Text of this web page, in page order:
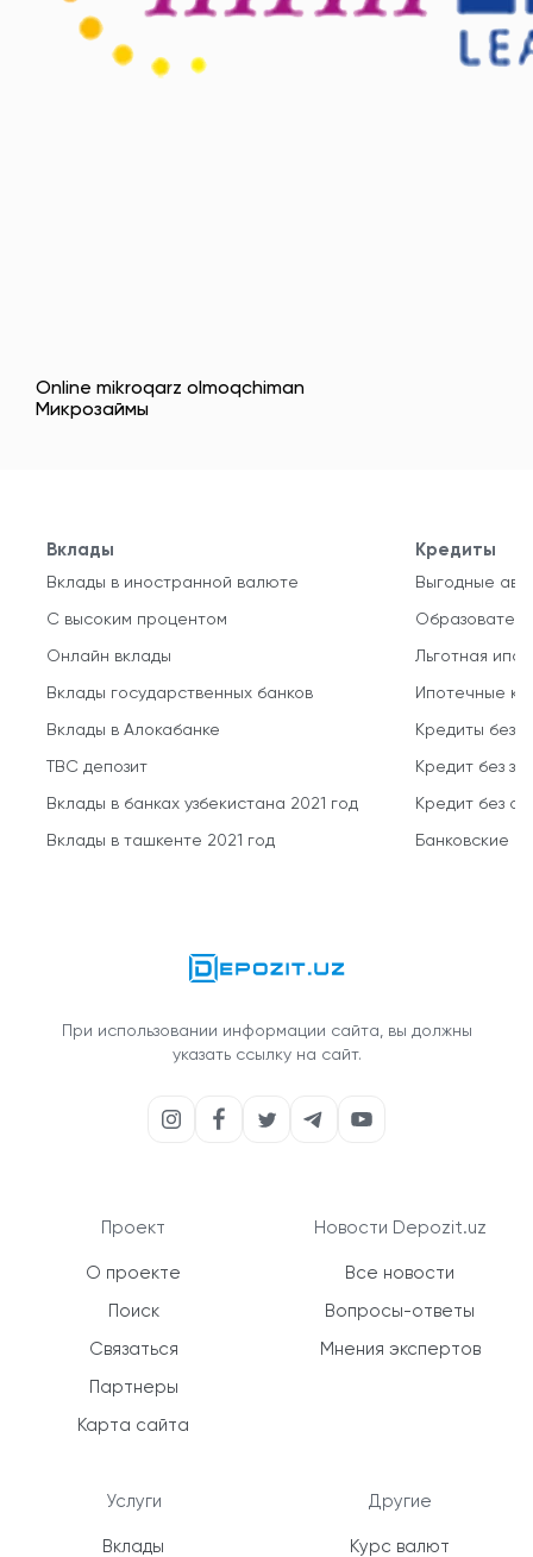
Online mikroqarz olmoqchiman
Микрозаймы
Вклады
Вклады в иностранной валюте
С высоким процентом
Онлайн вклады
Вклады государственных банков
Вклады в Алокабанке
TBC депозит
Вклады в банках узбекистана 2021 год
Вклады в ташкенте 2021 год
Кредиты
Выгодные
Льготная
Ипотечные
Кредиты без
Кредит без
Кредит без
Банковские
При использовании информации сайта, вы должны
указать ссылку на сайт.
Проект
О проекте
Поиск
Связаться
Партнеры
Карта сайта
Услуги
Вклады
Новости Depozit.uz
Все новости
Вопросы-ответы
Мнения экспертов
Другие
Курс валют